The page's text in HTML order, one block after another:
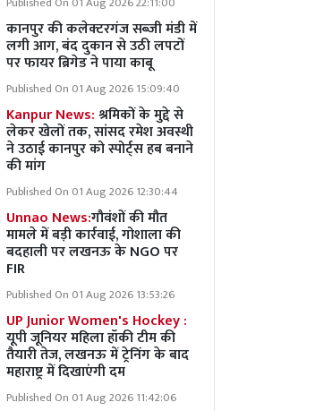
कानपुर की कलेक्टरगंज सब्जी मंडी में
लगी आग, बंद दुकान से उठी लपटों
पर फायर ब्रिगेड ने पाया काबू
Published On 01 Aug 2026 15:09:40
Kanpur News:श्रमिकों के मुद्दे से
लेकर खेलों तक, सांसद रमेश अवस्थी
ने उठाई कानपुर को स्पोर्ट्स हब बनाने
की मांग
Published On 01 Aug 2026 12:30:44
Unnao News:गौवंशों की मौत
मामले में बड़ी कार्रवाई, गोशाला की
बदहाली पर लखनऊ के NGO पर
FIR
Published On 01 Aug 2026 13:53:26
UP Junior Women's Hockey :
यूपी जूनियर महिला हॉकी टीम की
तैयारी तेज, लखनऊ में ट्रेनिंग के बाद
महाराष्ट्र में दिखाएंगी दम
Published On 01 Aug 2026 11:42:06